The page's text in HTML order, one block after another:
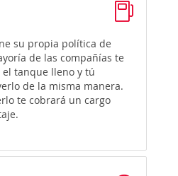
su propia política de
de las compañías te
tanque lleno y tú
de la misma manera.
te cobrará un cargo